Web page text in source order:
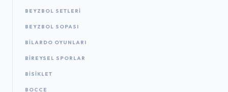
BEYZBOL SETLERI
BEYZBOL SOPASI
BILARDO OYUNLARI
BIREYSEL SPORLAR
BISIKLET
BOCCE